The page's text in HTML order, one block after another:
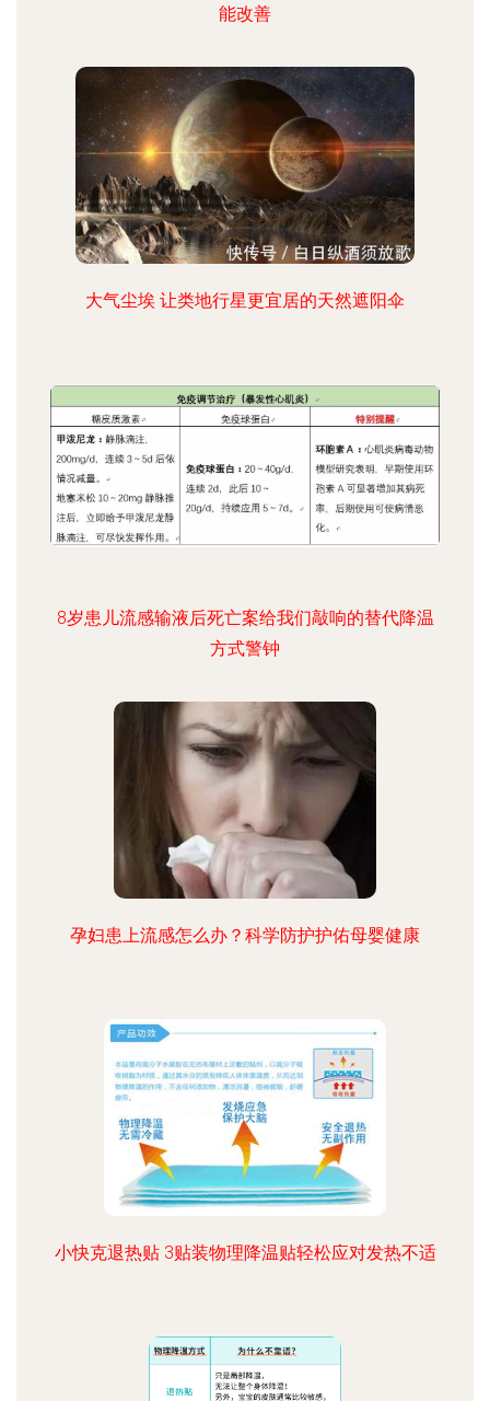
能改善
大气尘埃 让类地行星更宜居的天然遮阳伞
8岁患儿流感输液后死亡案给我们敲响的替代降温
方式警钟
孕妇患上流感怎么办？科学防护护佑母婴健康
小快克退热贴 3贴装物理降温贴轻松应对发热不适